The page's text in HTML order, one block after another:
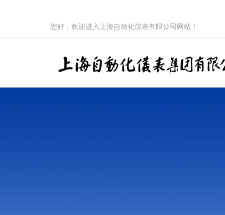
您好，欢迎进入上海自动化仪表有限公司网站！